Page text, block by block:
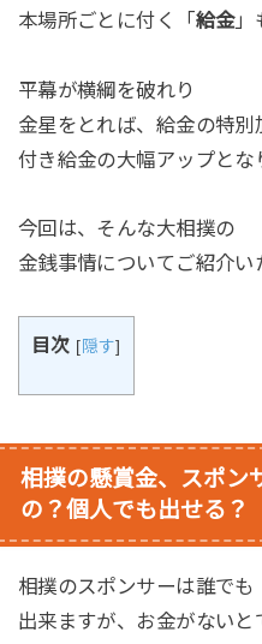
本場所ごとに付く「給金」
平幕が横綱を破れり
金星をとれば、給金の特別
付き給金の大幅アップとな
今回は、そんな大相撲の
金銭事情についてご紹介い
目次 [隠す]
相撲の懸賞金、スポン
の？個人でも出せる？
相撲のスポンサーは誰でも
出来ますが、お金がないと